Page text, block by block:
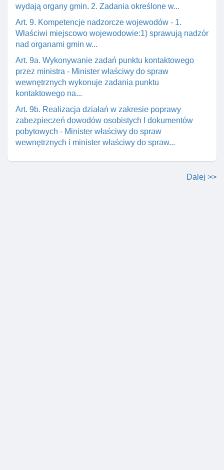
wydają organy gmin. 2. Zadania określone w...
Art. 9. Kompetencje nadzorcze wojewodów - 1.
Właściwi miejscowo wojewodowie:1) sprawują nadzór
nad organami gmin w...
Art. 9a. Wykonywanie zadań punktu kontaktowego
przez ministra - Minister właściwy do spraw
wewnętrznych wykonuje zadania punktu
kontaktowego na...
Art. 9b. Realizacja działań w zakresie poprawy
zabezpieczeń dowodów osobistych I dokumentów
pobytowych - Minister właściwy do spraw
wewnętrznych i minister właściwy do spraw...
Dalej >>